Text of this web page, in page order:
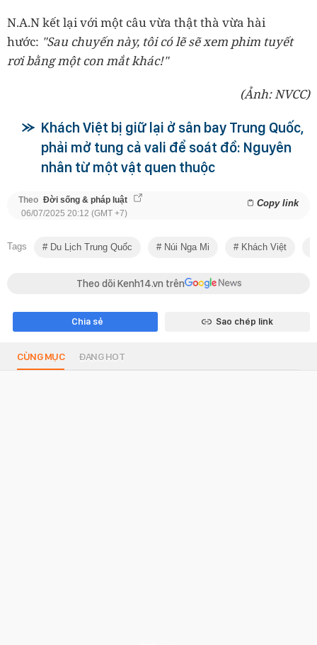
N.A.N kết lại với một câu vừa thật thà vừa hài
hước: "Sau chuyến này, tôi có lẽ sẽ xem phim tuyết
rơi bằng một con mắt khác!"
(Ảnh: NVCC)
Khách Việt bị giữ lại ở sân bay Trung Quốc,
phải mở tung cả vali để soát đồ: Nguyên
nhân từ một vật quen thuộc
Theo Đời sống & pháp luật Copy link
06/07/2025 20:12 (GMT +7)
Tags Du Lịch Trung Quốc Núi Nga Mi Khách Việt
Theo dõi Kenh14.vn trên
Chia sẻ Sao chép link
CÙNG MỤC ĐANG HOT